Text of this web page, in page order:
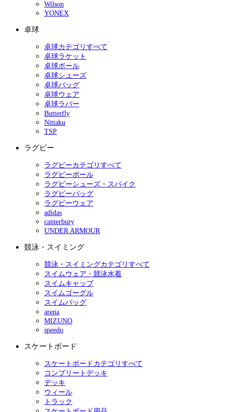
Wilson
YONEX
卓球
卓球カテゴリすべて
卓球ラケット
卓球ボール
卓球シューズ
卓球バッグ
卓球ウェア
卓球ラバー
Butterfly
Nittaku
TSP
ラグビー
ラグビーカテゴリすべて
ラグビーボール
ラグビーシューズ・スパイク
ラグビーバッグ
ラグビーウェア
adidas
canterbury
UNDER ARMOUR
競泳・スイミング
競泳・スイミングカテゴリすべて
スイムウェア・競泳水着
スイムキャップ
スイムゴーグル
スイムバッグ
arena
MIZUNO
speedo
スケートボード
スケートボードカテゴリすべて
コンプリートデッキ
デッキ
ウィール
トラック